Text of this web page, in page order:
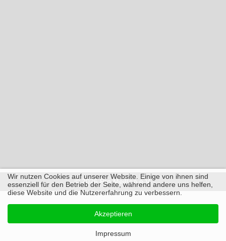
© 2026 Pro Meißen e.V.
Wir nutzen Cookies auf unserer Website. Einige von ihnen sind
essenziell für den Betrieb der Seite, während andere uns helfen,
diese Website und die Nutzererfahrung zu verbessern.
Akzeptieren
Impressum